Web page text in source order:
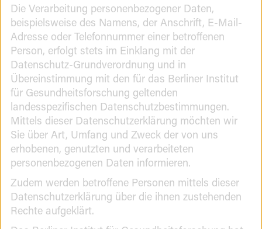
Die Verarbeitung personenbezogener Daten,
beispielsweise des Namens, der Anschrift, E-Mail-
Adresse oder Telefonnummer einer betroffenen
Person, erfolgt stets im Einklang mit der
Datenschutz-Grundverordnung und in
Übereinstimmung mit den für das Berliner Institut
für Gesundheitsforschung geltenden
landesspezifischen Datenschutzbestimmungen.
Mittels dieser Datenschutzerklärung möchten wir
Sie über Art, Umfang und Zweck der von uns
erhobenen, genutzten und verarbeiteten
personenbezogenen Daten informieren.
Zudem werden betroffene Personen mittels dieser
Datenschutzerklärung über die ihnen zustehenden
Rechte aufgeklärt.